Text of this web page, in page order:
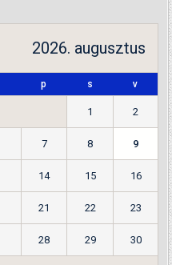
2026. augusztus
p s v
1 2
7 8 9
14 15 16
21 22 23
28 29 30